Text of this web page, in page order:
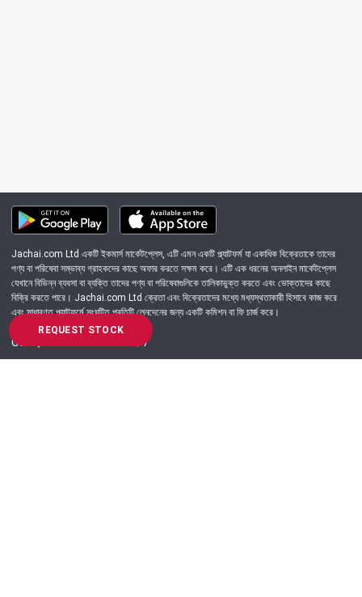
REQUEST STOCK
Jachai.com Ltd একটি ইকমার্স মার্কেটপ্লেস, এটি এমন একটি প্ল্যাটফর্ম যা একাধিক বিক্রেতাকে তাদের
পণ্য বা পরিষেবা সম্ভাব্য গ্রাহকদের কাছে অফার করতে সক্ষম করে। এটি এক ধরনের অনলাইন মার্কেটপ্লেস
যেখানে বিভিন্ন ব্যবসা বা ব্যক্তি তাদের পণ্য বা পরিষেবাগুলিকে তালিকাভুক্ত করতে এবং ভোক্তাদের কাছে
বিক্রি করতে পারে। Jachai.com Ltd ক্রেতা এবং বিক্রেতাদের মধ্যে মধ্যস্থতাকারী হিসাবে কাজ করে
এবং সাধারণত প্ল্যাটফর্মে সংঘটিত প্রতিটি লেনদেনের জন্য একটি কমিশন বা ফি চার্জ করে।
Got Question? Call us 24/7